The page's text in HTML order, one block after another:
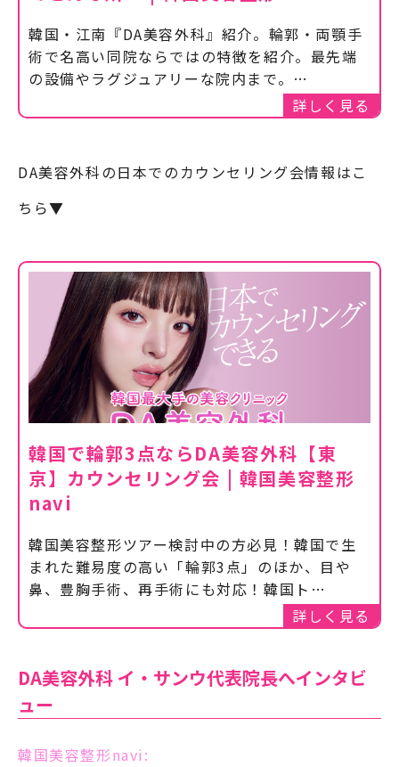
韓国・江南『DA美容外科』紹介。輪郭・両顎手
術で名高い同院ならではの特徴を紹介。最先端
の設備やラグジュアリーな院内まで。…
詳しく見る
DA美容外科の日本でのカウンセリング会情報はこ
ちら▼
韓国で輪郭3点ならDA美容外科【東
京】カウンセリング会 | 韓国美容整形
navi
韓国美容整形ツアー検討中の方必見！韓国で生
まれた難易度の高い「輪郭3点」のほか、目や
鼻、豊胸手術、再手術にも対応！韓国ト…
詳しく見る
DA美容外科 イ・サンウ代表院長へインタビ
ュー
韓国美容整形navi: